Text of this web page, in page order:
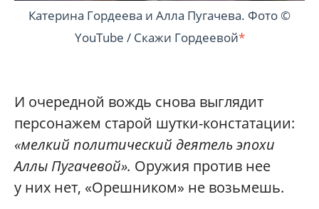
Катерина Гордеева и Алла Пугачева. Фото ©
YouTube / Скажи Гордеевой*
И очередной вождь снова выглядит
персонажем старой шутки-констатации:
«мелкий политический деятель эпохи
Аллы Пугачевой». Оружия против нее
у них нет, «Орешником» не возьмешь.